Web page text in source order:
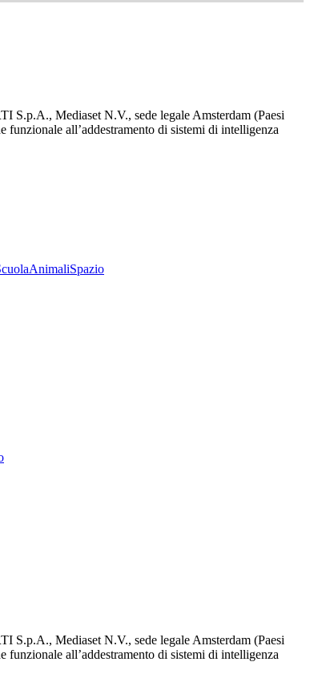
S.p.A., Mediaset N.V., sede legale Amsterdam (Paesi
all’addestramento di sistemi di intelligenza
AnimaliSpazio
S.p.A., Mediaset N.V., sede legale Amsterdam (Paesi
all’addestramento di sistemi di intelligenza